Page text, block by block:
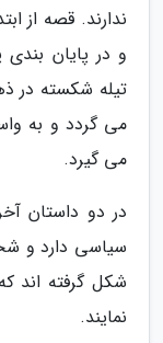
ندارند. قصه از
و در پایان
تیله شکسته
می گردد و به
می گیرد.
در دو داستان
سیاسی دارد و
شکل گرفته اند
نمایند.